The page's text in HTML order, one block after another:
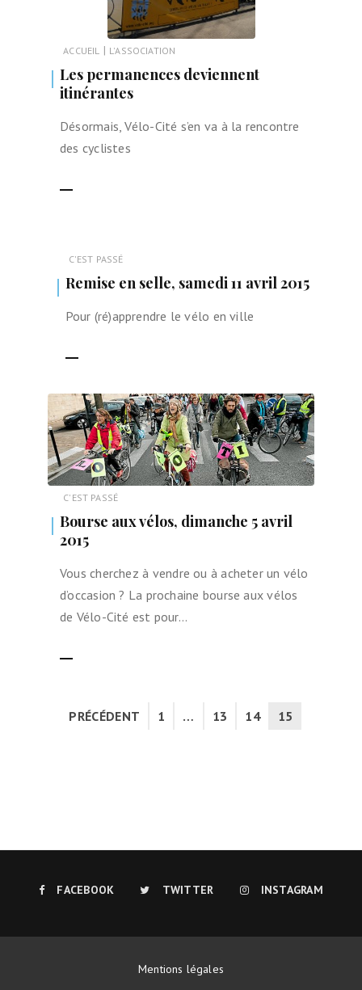
ACCUEIL | L'ASSOCIATION
Les permanences deviennent
itinérantes
Désormais, Vélo-Cité s’en va à la rencontre
des cyclistes
C'EST PASSÉ
Remise en selle, samedi 11 avril 2015
Pour (ré)apprendre le vélo en ville
C'EST PASSÉ
Bourse aux vélos, dimanche 5 avril
2015
Vous cherchez à vendre ou à acheter un vélo
d’occasion ? La prochaine bourse aux vélos
de Vélo-Cité est pour…
PRÉCÉDENT 1 … 13 14 15
FACEBOOK TWITTER INSTAGRAM
Mentions légales